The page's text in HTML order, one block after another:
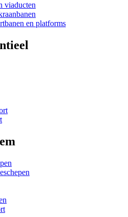
viaducten
en platforms